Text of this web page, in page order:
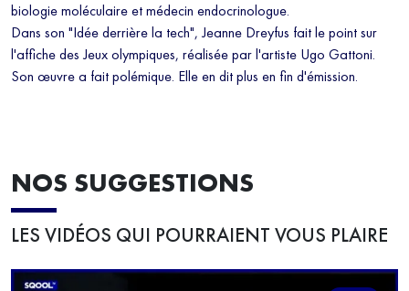
biologie moléculaire et médecin endocrinologue.
Dans son "Idée derrière la tech", Jeanne Dreyfus fait le point sur
l'affiche des Jeux olympiques, réalisée par l'artiste Ugo Gattoni.
Son œuvre a fait polémique. Elle en dit plus en fin d'émission.
NOS SUGGESTIONS
LES VIDÉOS QUI POURRAIENT VOUS PLAIRE